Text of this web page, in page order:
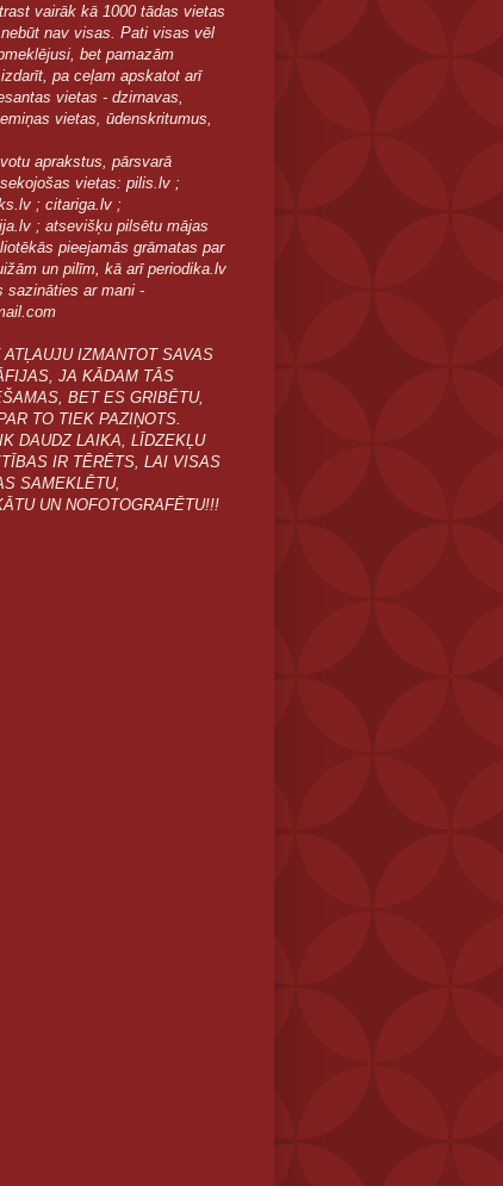
vairāk kā 1000 tādas vietas
nav visas. Pati visas vēl
bet pamazām
pa ceļam apskatot arī
vietas - dzirnavas,
vietas, ūdenskritumus,
aprakstus, pārsvarā
vietas: pilis.lv ;
; citariga.lv ;
; atsevišķu pilsētu mājas
pieejamās grāmatas par
un pilīm, kā arī periodika.lv
sazināties ar mani -
IZMANTOT SAVAS
JA KĀDAM TĀS
BET ES GRIBĒTU,
TO TIEK PAZIŅOTS.
DAUDZ LAIKA, LĪDZEKĻU
IR TĒRĒTS, LAI VISAS
SAMEKLĒTU,
UN NOFOTOGRAFĒTU!!!